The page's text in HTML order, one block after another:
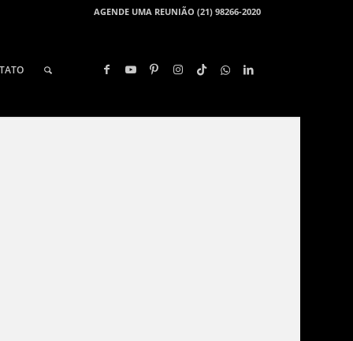
AGENDE UMA REUNIÃO (21) 98266-2020